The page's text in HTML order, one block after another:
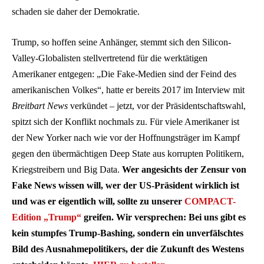
schaden sie daher der Demokratie.
Trump, so hoffen seine Anhänger, stemmt sich den Silicon-
Valley-Globalisten stellvertretend für die werktätigen
Amerikaner entgegen: „Die Fake-Medien sind der Feind des
amerikanischen Volkes“, hatte er bereits 2017 im Interview mit
Breitbart News verkündet – jetzt, vor der Präsidentschaftswahl,
spitzt sich der Konflikt nochmals zu. Für viele Amerikaner ist
der New Yorker nach wie vor der Hoffnungsträger im Kampf
gegen den übermächtigen Deep State aus korrupten Politikern,
Kriegstreibern und Big Data. Wer angesichts der Zensur von
Fake News wissen will, wer der US-Präsident wirklich ist
und was er eigentlich will, sollte zu unserer COMPACT-
Edition „Trump“ greifen. Wir versprechen: Bei uns gibt es
kein stumpfes Trump-Bashing, sondern ein unverfälschtes
Bild des Ausnahmepolitikers, der die Zukunft des Westens